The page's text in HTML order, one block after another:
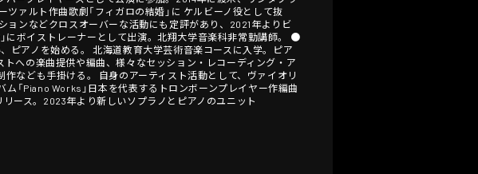
ァルト作曲歌劇「フィガロの結婚」に ケルビーノ役として抜
ンなどクロスオーバーな活動にも定評があり、2021年よりビ
にボイストレーナーとして出演。北翔大学音楽科非常勤講師。 ●
ピアノを始める。 北海道教育大学芸術音楽コースに入学。ピア
への楽曲提供や編曲、様々なセッション・レコーディング・ア
なども手掛ける。 自身のアーティスト活動として、ヴァイオリ
「Piano Works」日本を代表するトロンボーンプレイヤー作編曲
ース。2023年より新しいソプラノとピアノのユニット